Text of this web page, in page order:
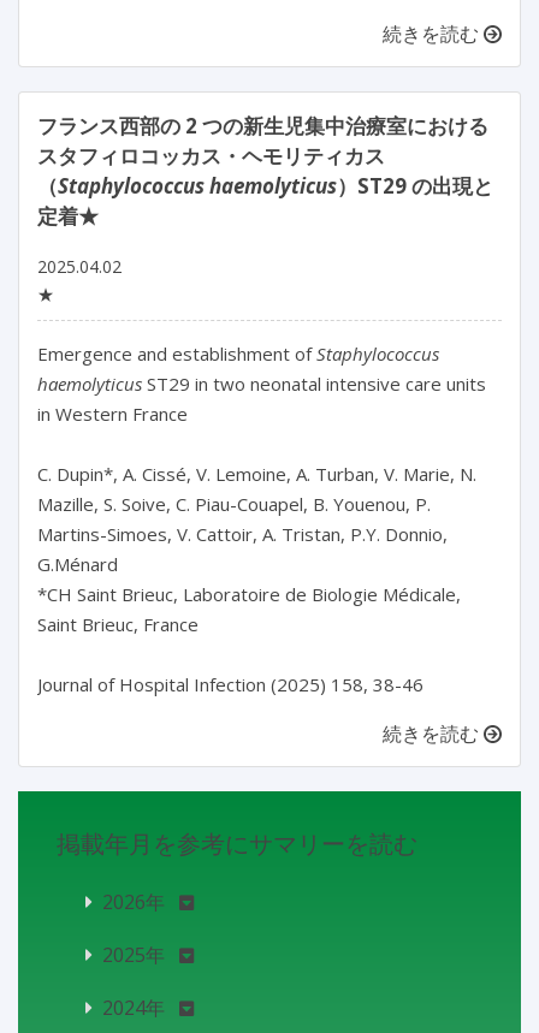
続きを読む
フランス西部の 2 つの新生児集中治療室における
スタフィロコッカス・ヘモリティカス
（Staphylococcus haemolyticus）ST29 の出現と
定着★
2025.04.02
★
Emergence and establishment of Staphylococcus
haemolyticus ST29 in two neonatal intensive care units
in Western France
C. Dupin*, A. Cissé, V. Lemoine, A. Turban, V. Marie, N.
Mazille, S. Soive, C. Piau-Couapel, B. Youenou, P.
Martins-Simoes, V. Cattoir, A. Tristan, P.Y. Donnio,
G.Ménard
*CH Saint Brieuc, Laboratoire de Biologie Médicale,
Saint Brieuc, France
続きを読む
掲載年月を参考にサマリーを読む
2026年
2025年
2024年